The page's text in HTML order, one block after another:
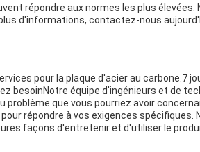
répondre aux normes les plus
d'informations, contactez-nous
pour la plaque d'acier au carbone.7
besoinNotre équipe d'ingénieurs et de
que vous pourriez avoir
répondre à vos exigences spécifiques.
façons d'entretenir et d'utiliser le